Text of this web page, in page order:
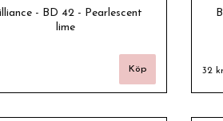
- BD 42 - Pearlescent
lime
32 kr